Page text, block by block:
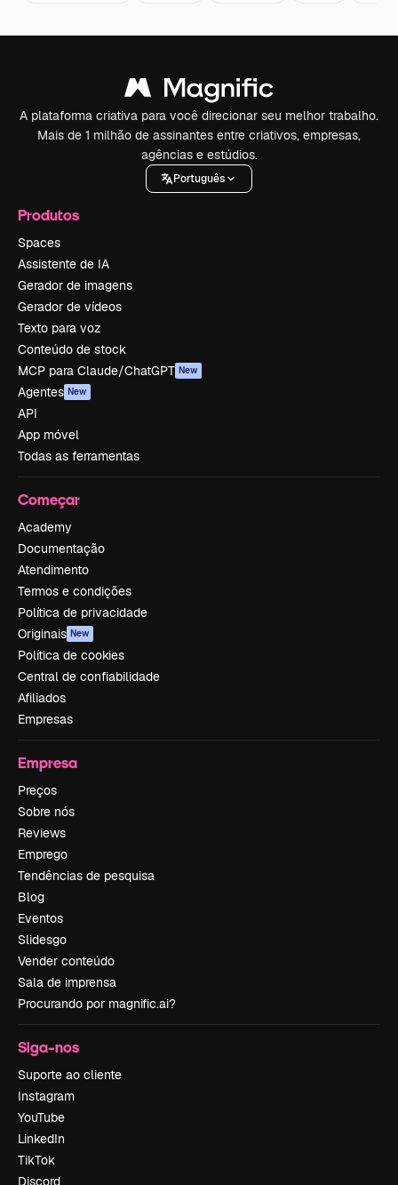
A plataforma criativa para você direcionar seu melhor trabalho.
Mais de 1 milhão de assinantes entre criativos, empresas,
agências e estúdios.
Português
Produtos
Spaces
Assistente de IA
Gerador de imagens
Gerador de vídeos
Texto para voz
Conteúdo de stock
MCP para Claude/ChatGPT New
Agentes New
API
App móvel
Todas as ferramentas
Começar
Academy
Documentação
Atendimento
Termos e condições
Política de privacidade
Originais New
Política de cookies
Central de confiabilidade
Afiliados
Empresas
Empresa
Preços
Sobre nós
Reviews
Emprego
Tendências de pesquisa
Blog
Eventos
Slidesgo
Vender conteúdo
Sala de imprensa
Procurando por magnific.ai?
Siga-nos
Suporte ao cliente
Instagram
YouTube
LinkedIn
TikTok
Discord